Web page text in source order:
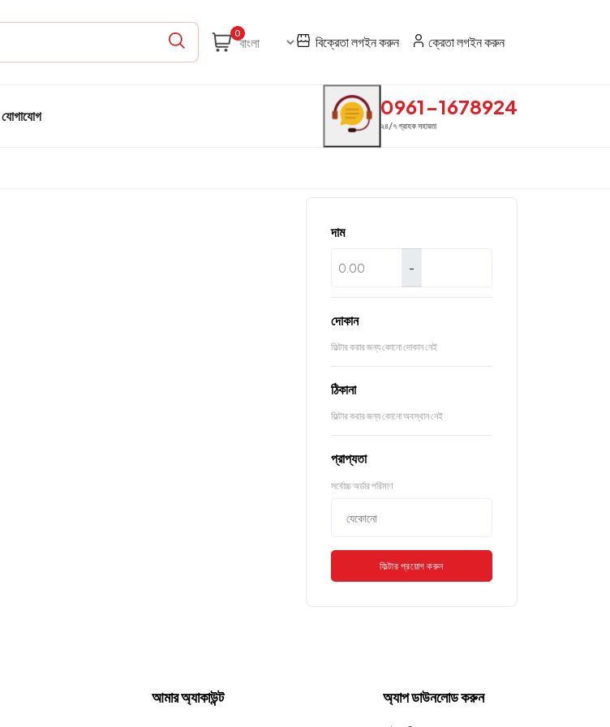
0
বিক্রেতা লগইন করুন ক্রেতা লগইন করুন
যোগাযোগ 0961-1678924
২৪/৭ গ্রাহক সহায়তা
দাম
-
দোকান
ফিল্টার করার জন্য কোনো দোকান নেই
ঠিকানা
ফিল্টার করার জন্য কোনো অবস্থান নেই
প্রাপ্যতা
সর্বোচ্চ অর্ডার পরিমাণ
ফিল্টার প্রয়োগ করুন
আমার অ্যাকাউন্ট অ্যাপ ডাউনলোড করুন